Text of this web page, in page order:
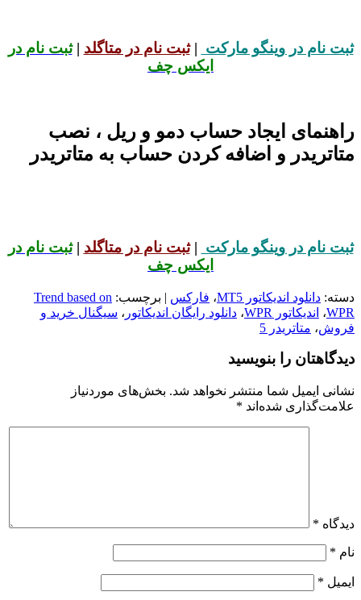
ثبت نام در وینگو مارکت |ثبت نام در متاگلد |ثبت نام در
ایکس چف
راهنمای ایجاد حساب دمو و ریل ، نصب
متاتریدر و اضافه کردن حساب به متاتریدر
ثبت نام در وینگو مارکت |ثبت نام در متاگلد |ثبت نام در
ایکس چف
دسته: دانلود اندیکاتور MT5 ، فارکس | برچسب: Trend based on
WPR، اندیکاتور WPR ، دانلود رایگان اندیکاتور ، سیگنال خرید و
فروش، متاتریدر 5
دیدگاهتان را بنویسید
نشانی ایمیل شما منتشر نخواهد شد. بخش‌های موردنیاز
علامت‌گذاری شده‌اند *
دیدگاه *
نام *
ایمیل *